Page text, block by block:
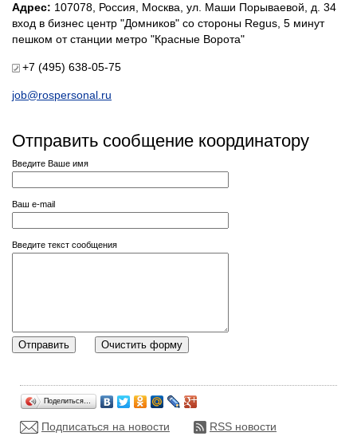
Адрес: 107078, Россия, Москва, ул. Маши Порываевой, д. 34
вход в бизнес центр "Домников" со стороны Regus, 5 минут
пешком от станции метро "Красные Ворота"
+7 (495) 638-05-75
job@rospersonal.ru
Отправить сообщение координатору
Введите Ваше имя
Ваш e-mail
Введите текст сообщения
Поделиться…
Подписаться на новости RSS новости